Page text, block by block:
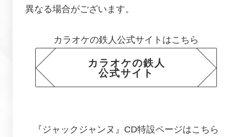
異なる場合がございます。
カラオケの鉄人公式サイトはこちら
カラオケの鉄人
公式サイト
『ジャックジャンヌ』CD特設ページはこちら